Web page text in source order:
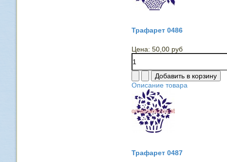
Трафарет 0486
Цена: 50,00 руб
Описание товара
Трафарет 0487